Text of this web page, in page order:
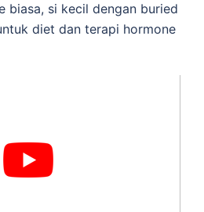
biasa, si kecil dengan buried
diet dan terapi hormone